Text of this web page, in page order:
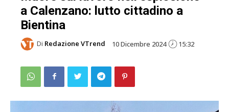
a Calenzano: lutto cittadino a
Bientina
Di Redazione VTrend 10 Dicembre 2024 15:32